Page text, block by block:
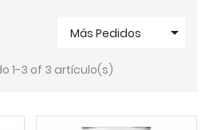
Más Pedidos 
1-3 of 3 artículo(s)